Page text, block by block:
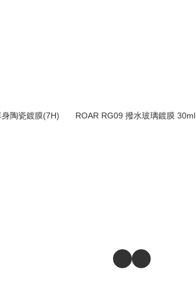
陶瓷鍍膜(7H) ROAR RG09 撥水玻璃鍍膜 30ml